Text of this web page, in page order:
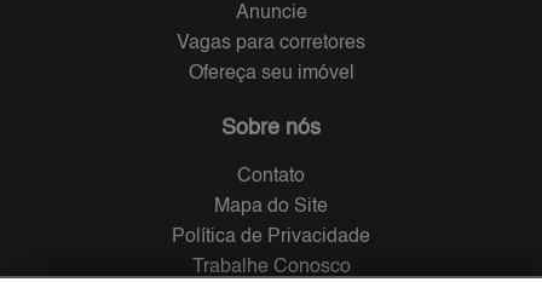
Anuncie
Vagas para corretores
Ofereça seu imóvel
Sobre nós
Contato
Mapa do Site
Política de Privacidade
Trabalhe Conosco